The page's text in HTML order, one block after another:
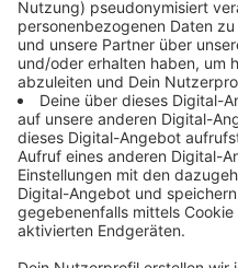
Leidenschaft.
Hofmann aus:
"Die Atmosphäre hat
widergespiegelt. Keiner
man jetzt mit diesem 0:0
Derby-Momente, wo das
ist. Es war heute, das
summa summarum eins
In der Tabelle liegen die